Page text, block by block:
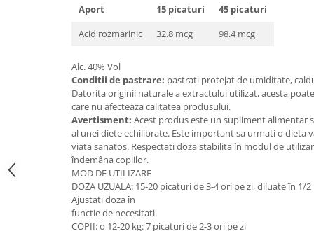
Zahar si indulcitori
Guma de mestecat bio
Seminte, fructe uscate, samburi
Mixuri, condimente si mirodenii
Condimente
Maioneza bio
Aport
15 picaturi
45 picaturi
Acid rozmarinic
32.8 mcg 98.4 mcg
Alc. 40% Vol
Conditii de pastrare: pastrati protejat de umiditate,
Datorita originii naturale a extractului utilizat, acesta
care nu afecteaza calitatea produsului.
Avertisment: Acest produs este un supliment alimentar
al unei diete echilibrate. Este important sa urmati o dieta
viata sanatos. Respectati doza stabilita în modul de
îndemâna copiilor.
MOD DE UTILIZARE
DOZA UZUALA: 15-20 picaturi de 3-4 ori pe zi, diluate în 1/
Ajustati doza în
functie de necesitati.
COPII: o 12-20 kg: 7 picaturi de 2-3 ori pe zi